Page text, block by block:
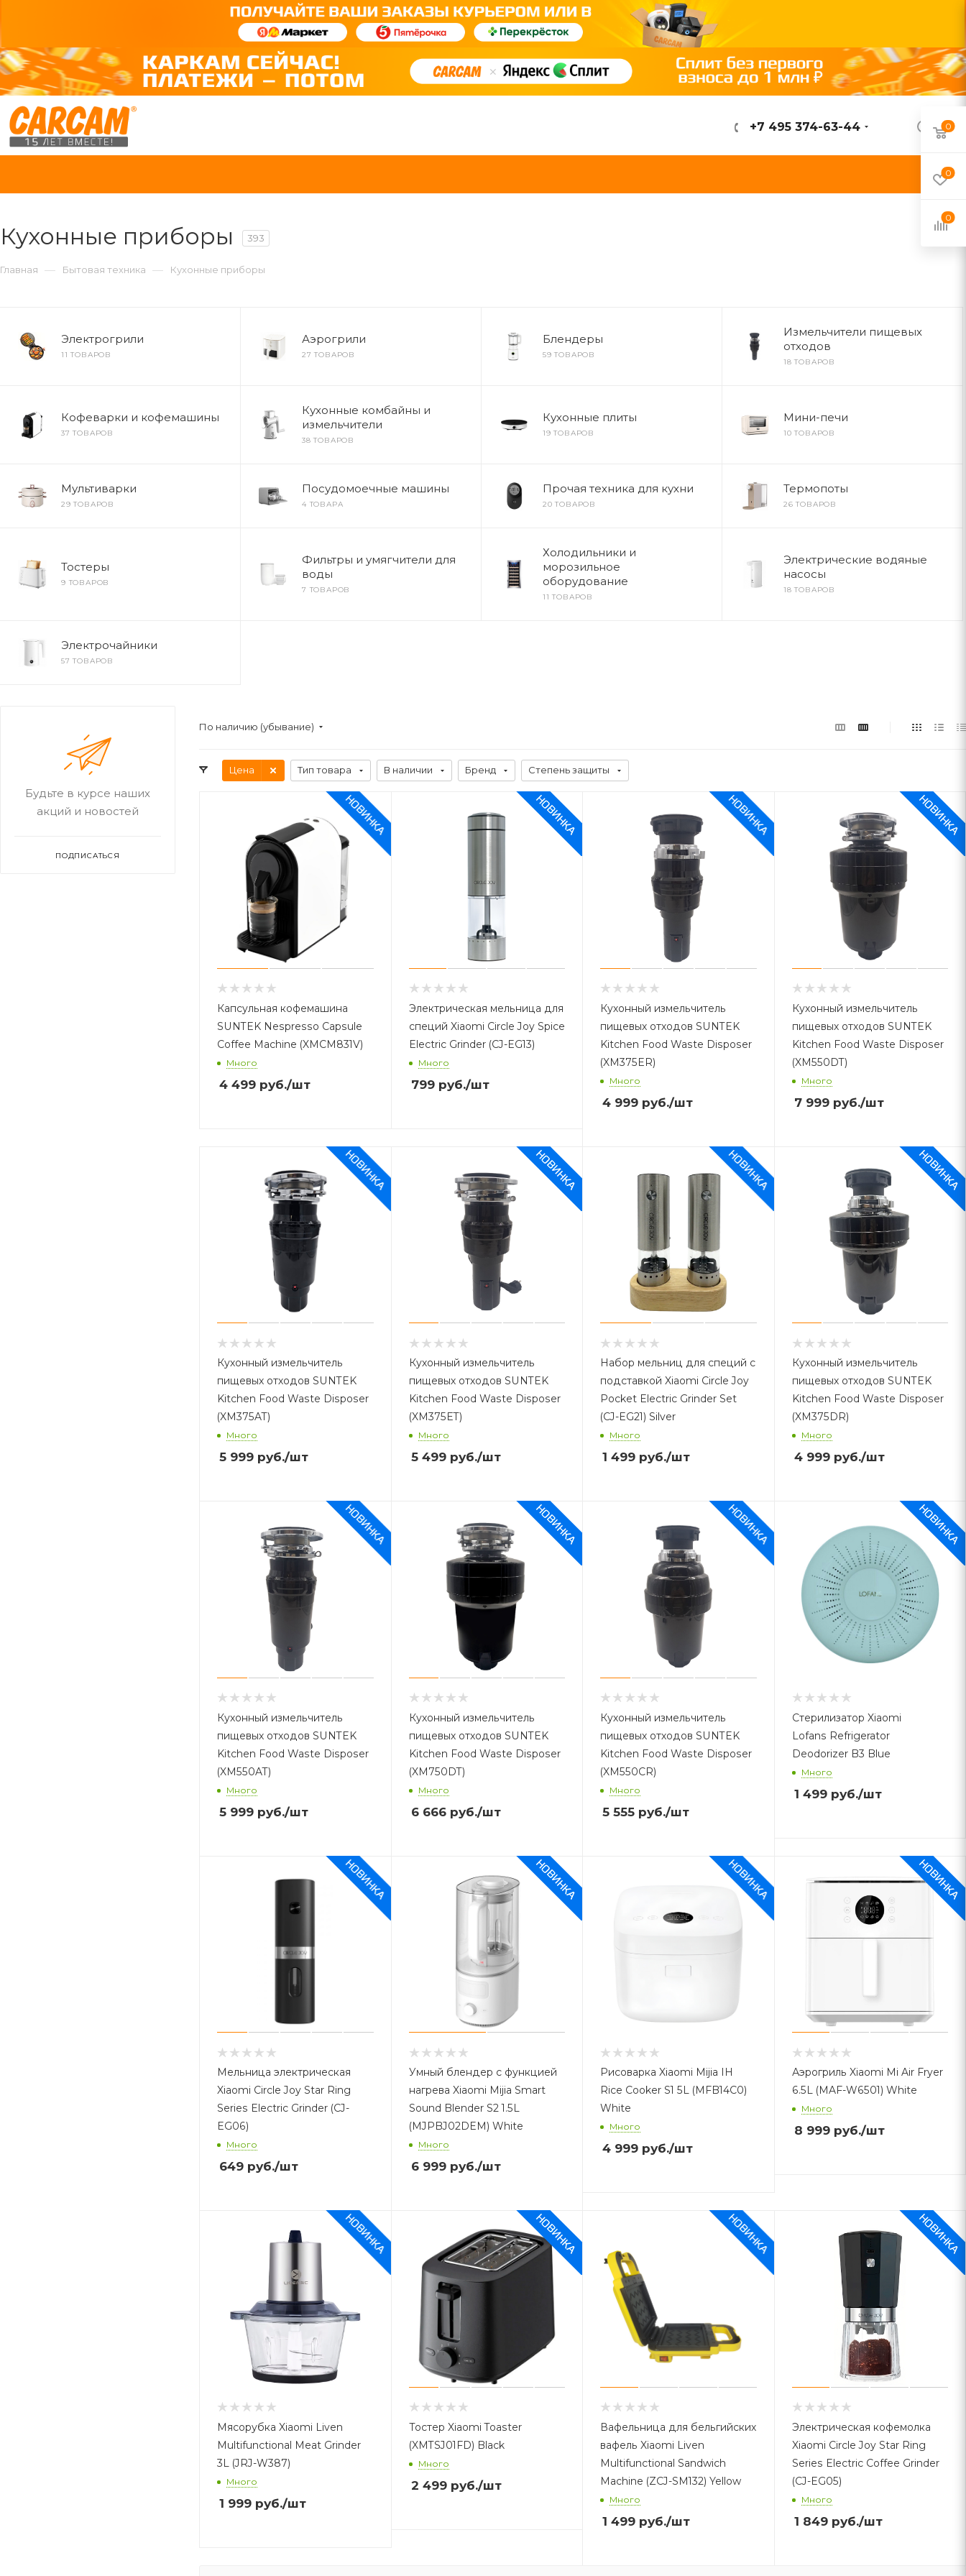
ВОЙТИ
+7 495 374-63-44
Кухонные приборы 393
Главная — Бытовая техника — Кухонные приборы
Электрогрили
11 ТОВАРОВ
Аэрогрили
27 ТОВАРОВ
Блендеры
59 ТОВАРОВ
Измельчители пищевых
отходов
18 ТОВАРОВ
Кофеварки и кофемашины
37 ТОВАРОВ
Кухонные комбайны и
измельчители
38 ТОВАРОВ
Кухонные плиты
19 ТОВАРОВ
Мини-печи
10 ТОВАРОВ
Мультиварки
29 ТОВАРОВ
Посудомоечные машины
4 ТОВАРА
Прочая техника для кухни
20 ТОВАРОВ
Термопоты
26 ТОВАРОВ
Тостеры
9 ТОВАРОВ
Фильтры и умягчители для
воды
7 ТОВАРОВ
Холодильники и
морозильное
оборудование
11 ТОВАРОВ
Электрические водяные
насосы
18 ТОВАРОВ
Электрочайники
57 ТОВАРОВ
По наличию (убывание)
Цена Тип товара В наличии Бренд Степень защиты
Капсульная кофемашина
SUNTEK Nespresso Capsule
Coffee Machine (XMCM831V)
Много
4 499 руб./шт
Электрическая мельница для
специй Xiaomi Circle Joy Spice
Electric Grinder (CJ-EG13)
Много
799руб./шт
Кухонный измельчитель
пищевых отходов SUNTEK
Kitchen Food Waste Disposer
(XM375ER)
Много
4 999 руб./шт
Кухонный измельчитель
пищевых отходов SUNTEK
Kitchen Food Waste Disposer
(XM550DT)
Много
7 999руб./шт
Кухонный измельчитель
пищевых отходов SUNTEK
Kitchen Food Waste Disposer
(XM375AT)
Много
5 999 руб./шт
Кухонный измельчитель
пищевых отходов SUNTEK
Kitchen Food Waste Disposer
(XM375ET)
Много
5 499руб./шт
Набор мельниц для специй с
подставкой Xiaomi Circle Joy
Pocket Electric Grinder Set
(CJ-EG21) Silver
Много
1 499 руб./шт
Кухонный измельчитель
пищевых отходов SUNTEK
Kitchen Food Waste Disposer
(XM375DR)
Много
4 999руб./шт
Кухонный измельчитель
пищевых отходов SUNTEK
Kitchen Food Waste Disposer
(XM550AT)
Много
5 999 руб./шт
Кухонный измельчитель
пищевых отходов SUNTEK
Kitchen Food Waste Disposer
(XM750DT)
Много
6 666руб./шт
Кухонный измельчитель
пищевых отходов SUNTEK
Kitchen Food Waste Disposer
(XM550CR)
Много
5 555 руб./шт
Стерилизатор Xiaomi
Lofans Refrigerator
Deodorizer B3 Blue
Много
1 499руб./шт
Мельница электрическая
Xiaomi Circle Joy Star Ring
Series Electric Grinder (CJ-
EG06)
Много
649 руб./шт
Умный блендер с функцией
нагрева Xiaomi Mijia Smart
Sound Blender S2 1.5L
(MJPBJ02DEM) White
Много
6 999руб./шт
Рисоварка Xiaomi Mijia IH
Rice Cooker S1 5L (MFB14C0)
White
Много
4 999 руб./шт
Аэрогриль Xiaomi Mi Air Fryer
6.5L (MAF-W6501) White
Много
8 999руб./шт
Мясорубка Xiaomi Liven
Multifunctional Meat Grinder
3L (JRJ-W387)
Много
1 999 руб./шт
Тостер Xiaomi Toaster
(XMTSJ01FD) Black
Много
2 499руб./шт
Вафельница для бельгийских
вафель Xiaomi Liven
Multifunctional Sandwich
Machine (ZCJ-SM132) Yellow
Много
1 499 руб./шт
Электрическая кофемолка
Xiaomi Circle Joy Star Ring
Series Electric Coffee Grinder
(CJ-EG05)
Много
1 849руб./шт
Будьте в курсе наших
акций и новостей
ПОДПИСАТЬСЯ
0
0
0